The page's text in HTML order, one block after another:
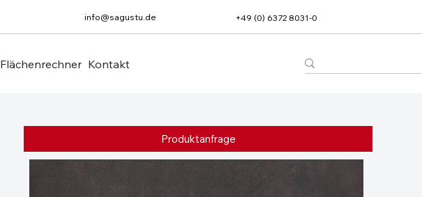
info@sagustu.de +49 (0) 6372 8031-0
Flächenrechner Kontakt
Produktanfrage